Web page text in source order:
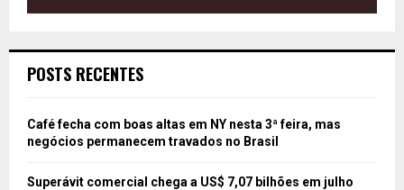
POSTS RECENTES
Café fecha com boas altas em NY nesta 3ª feira, mas
negócios permanecem travados no Brasil
Superávit comercial chega a US$ 7,07 bilhões em julho